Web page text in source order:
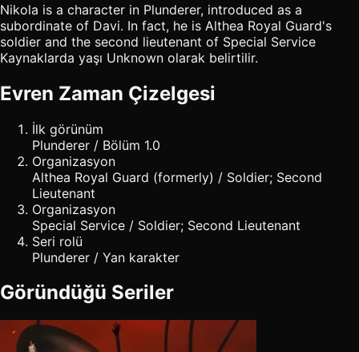
Nikola is a character in Plunderer, introduced as a
subordinate of Davi. In fact, he is Althea Royal Guard's
soldier and the second lieutenant of Special Service
Kaynaklarda yaşı Unknown olarak belirtilir.
Evren Zaman Çizelgesi
İlk görünüm
Plunderer / Bölüm 1.0
Organizasyon
Althea Royal Guard (formerly) / Soldier; Second
Lieutenant
Organizasyon
Special Service / Soldier; Second Lieutenant
Seri rolü
Plunderer / Yan karakter
Göründüğü Seriler